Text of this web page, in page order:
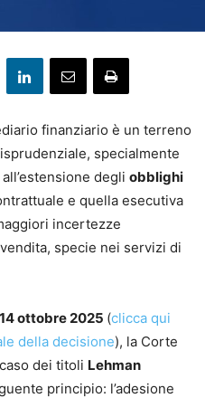
finanziario è un terreno
specialmente
degli obblighi
e quella esecutiva
incertezze
specie nei servizi di
ottobre 2025 (clicca qui
della decisione), la Corte
dei titoli Lehman
principio: l’adesione